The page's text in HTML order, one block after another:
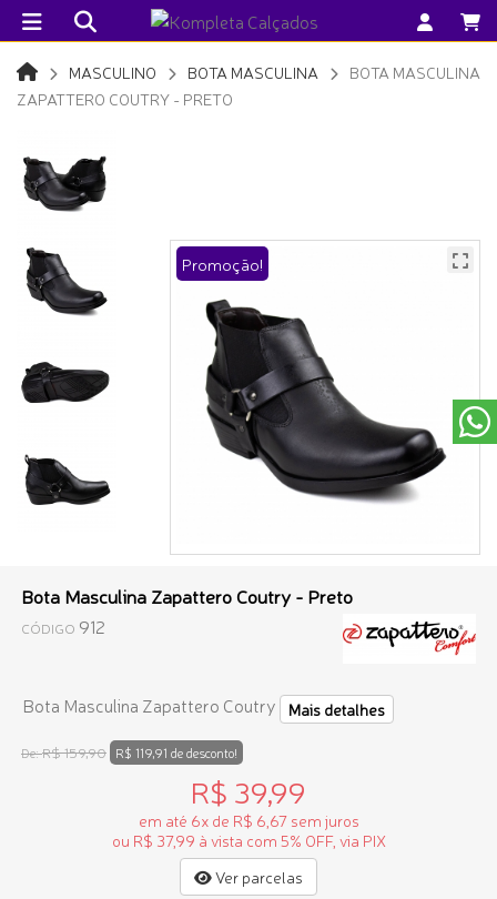
MASCULINO BOTA MASCULINA
BOTA MASCULINA
ZAPATTERO COUTRY - PRETO
Promoção!
Bota Masculina Zapattero Coutry - Preto
CÓDIGO 912
Bota Masculina Zapattero Coutry Mais detalhes
De:R$ 159,90 R$ 119,91 de desconto!
R$ 39,99
em até 6x de R$ 6,67 sem juros
ou R$ 37,99 à vista com 5% OFF, via PIX
Ver parcelas